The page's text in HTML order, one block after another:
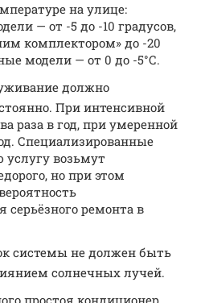
на улице:
— от -5 до -10 градусов,
комплектором» до -20
модели — от 0 до -5°С.
должно
При интенсивной
раза в год, при умеренной
Специализированные
возьмут
но при этом
серьёзного ремонта в
системы не должен быть
солнечных лучей.
простоя кондиционер